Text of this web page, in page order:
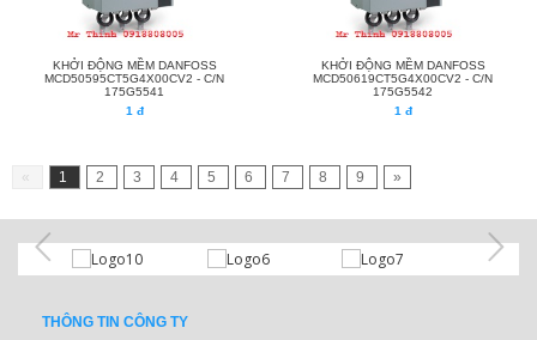
KHỞI ĐỘNG MỀM DANFOSS
MCD50595CT5G4X00CV2 - C/N
175G5541
1 đ
KHỞI ĐỘNG MỀM DANFOSS
MCD50619CT5G4X00CV2 - C/N
175G5542
1 đ
« 1 2 3 4 5 6 7 8 9 »
THÔNG TIN CÔNG TY